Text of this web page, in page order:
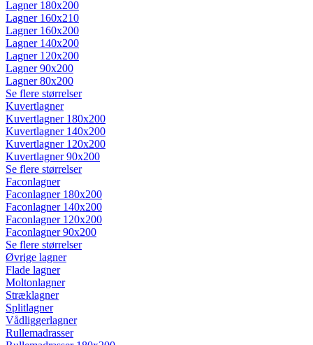
Lagner 180x200
Lagner 160x210
Lagner 160x200
Lagner 140x200
Lagner 120x200
Lagner 90x200
Lagner 80x200
Se flere størrelser
Kuvertlagner
Kuvertlagner 180x200
Kuvertlagner 140x200
Kuvertlagner 120x200
Kuvertlagner 90x200
Se flere størrelser
Faconlagner
Faconlagner 180x200
Faconlagner 140x200
Faconlagner 120x200
Faconlagner 90x200
Se flere størrelser
Øvrige lagner
Flade lagner
Moltonlagner
Stræklagner
Splitlagner
Vådliggerlagner
Rullemadrasser